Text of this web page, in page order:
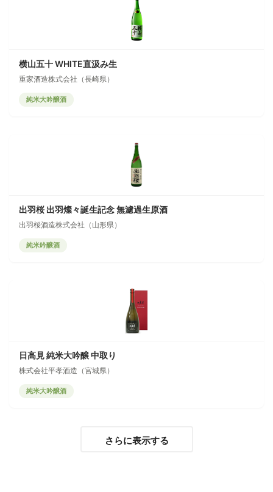
横山五十 WHITE直汲み生
重家酒造株式会社（長崎県）
純米大吟醸酒
出羽桜 出羽燦々誕生記念 無濾過生原酒
出羽桜酒造株式会社（山形県）
純米吟醸酒
日高見 純米大吟醸 中取り
株式会社平孝酒造（宮城県）
純米大吟醸酒
さらに表示する